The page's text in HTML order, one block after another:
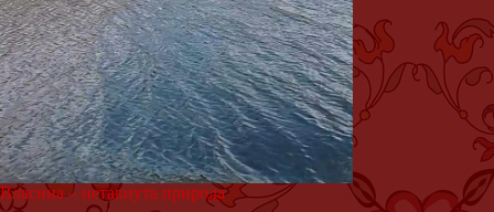
Власина – нетакнута природа